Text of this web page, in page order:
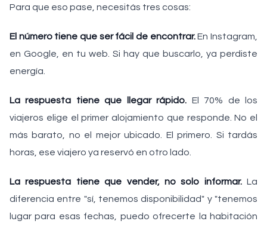
Para que eso pase, necesitás tres cosas:
El número tiene que ser fácil de encontrar.En Instagram,
en Google, en tu web. Si hay que buscarlo, ya perdiste
energía.
La respuesta tiene que llegar rápido. El 70% de los
viajeros elige el primer alojamiento que responde. No el
más barato, no el mejor ubicado. El primero. Si tardás
horas, ese viajero ya reservó en otro lado.
La respuesta tiene que vender, no solo informar.La
diferencia entre "sí, tenemos disponibilidad" y "tenemos
lugar para esas fechas, puedo ofrecerte la habitación